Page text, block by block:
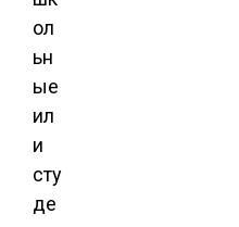
ол
ьн
ые
ил
и
сту
де